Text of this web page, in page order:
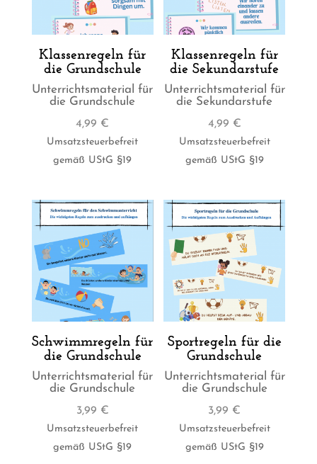
Klassenregeln für
die Grundschule
Unterrichtsmaterial für
die Grundschule
4,99 €
Umsatzsteuerbefreit
gemäß UStG §19
Klassenregeln für
die Sekundarstufe
Unterrichtsmaterial für
die Sekundarstufe
4,99 €
Umsatzsteuerbefreit
gemäß UStG §19
Schwimmregeln für
die Grundschule
Unterrichtsmaterial für
die Grundschule
3,99 €
Umsatzsteuerbefreit
gemäß UStG §19
Sportregeln für die
Grundschule
Unterrichtsmaterial für
die Grundschule
3,99 €
Umsatzsteuerbefreit
gemäß UStG §19